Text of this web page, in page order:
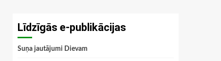
Līdzīgās e-publikācijas
Suņa jautājumi Dievam